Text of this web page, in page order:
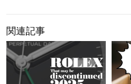
関連記事